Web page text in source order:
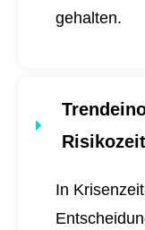
gehalten.
In